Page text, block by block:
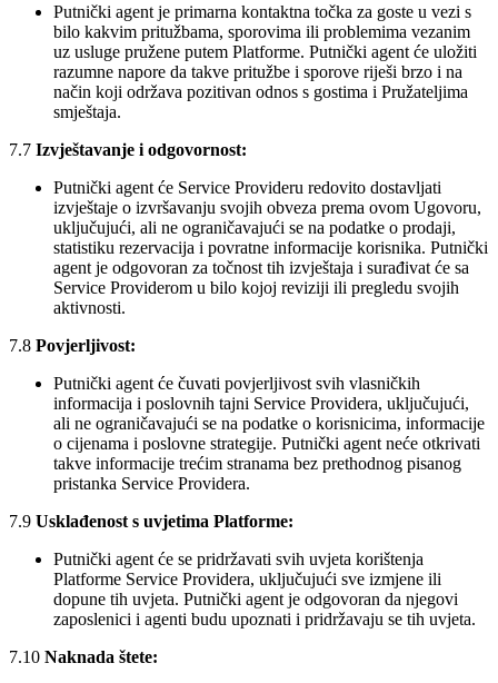
Putnički agent je primarna kontaktna točka za goste u vezi s
bilo kakvim pritužbama, sporovima ili problemima vezanim
uz usluge pružene putem Platforme. Putnički agent će uložiti
razumne napore da takve pritužbe i sporove riješi brzo i na
način koji održava pozitivan odnos s gostima i Pružateljima
smještaja.
7.7 Izvještavanje i odgovornost:
Putnički agent će Service Provideru redovito dostavljati
izvještaje o izvršavanju svojih obveza prema ovom Ugovoru,
uključujući, ali ne ograničavajući se na podatke o prodaji,
statistiku rezervacija i povratne informacije korisnika. Putnički
agent je odgovoran za točnost tih izvještaja i surađivat će sa
Service Providerom u bilo kojoj reviziji ili pregledu svojih
aktivnosti.
7.8 Povjerljivost:
Putnički agent će čuvati povjerljivost svih vlasničkih
informacija i poslovnih tajni Service Providera, uključujući,
ali ne ograničavajući se na podatke o korisnicima, informacije
o cijenama i poslovne strategije. Putnički agent neće otkrivati
takve informacije trećim stranama bez prethodnog pisanog
pristanka Service Providera.
7.9 Usklađenost s uvjetima Platforme:
Putnički agent će se pridržavati svih uvjeta korištenja
Platforme Service Providera, uključujući sve izmjene ili
dopune tih uvjeta. Putnički agent je odgovoran da njegovi
zaposlenici i agenti budu upoznati i pridržavaju se tih uvjeta.
7.10 Naknada štete: